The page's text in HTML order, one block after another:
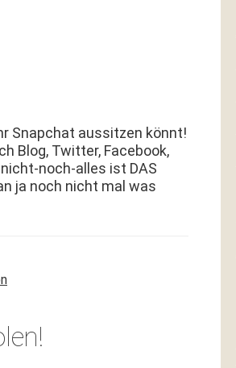
Snapchat aus­sitzen kön­nt!
Blog, Twit­ter, Face­book,
noch-alles ist DAS
ja noch nicht mal was